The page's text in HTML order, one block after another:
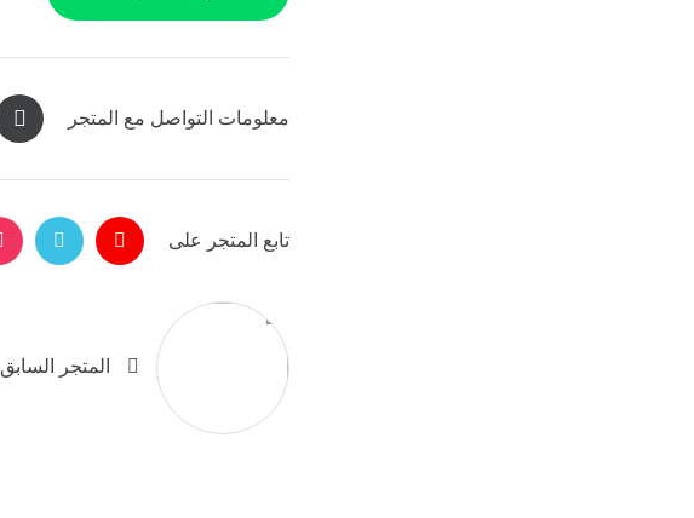
معلومات التواصل مع المتجر
تابع المتجر على
المتجر السابق